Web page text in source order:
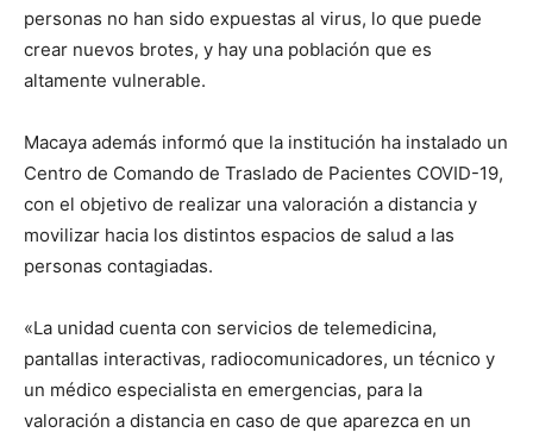
personas no han sido expuestas al virus, lo que puede
crear nuevos brotes, y hay una población que es
altamente vulnerable.
Macaya además informó que la institución ha instalado un
Centro de Comando de Traslado de Pacientes COVID-19,
con el objetivo de realizar una valoración a distancia y
movilizar hacia los distintos espacios de salud a las
personas contagiadas.
«La unidad cuenta con servicios de telemedicina,
pantallas interactivas, radiocomunicadores, un técnico y
un médico especialista en emergencias, para la
valoración a distancia en caso de que aparezca en un